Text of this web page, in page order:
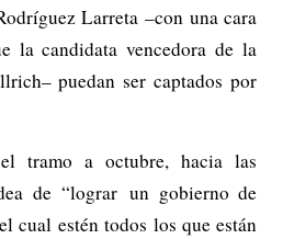
Larreta –con una cara
la candidata vencedora de la
puedan ser captados por
tramo a octubre, hacia las
de “lograr un gobierno de
cual estén todos los que están